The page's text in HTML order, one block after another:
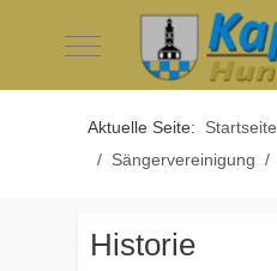
Mobile Menu Toggle
Aktuelle Seite: Startseite
Sängervereinigung
Historie